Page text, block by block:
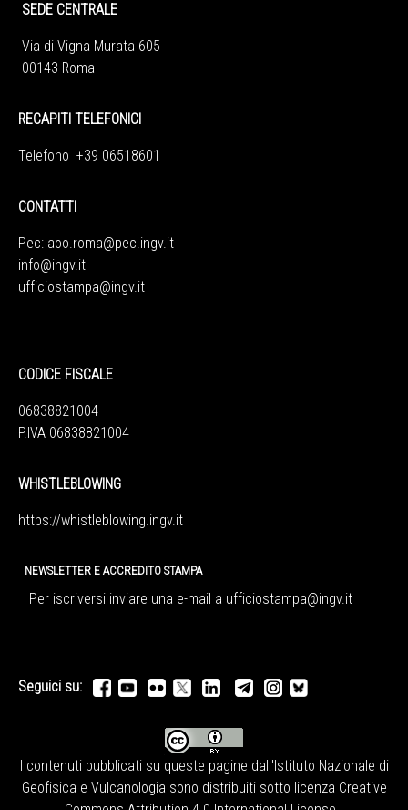
SEDE CENTRALE
Via di Vigna Murata 605
00143 Roma
RECAPITI TELEFONICI
Telefono +39 06518601
CONTATTI
Pec: aoo.roma@pec.ingv.it
info@ingv.it
ufficiostampa@ingv.it
CODICE FISCALE
06838821004
P.IVA 06838821004
WHISTLEBLOWING
https://whistleblowing.ingv.it
NEWSLETTER E ACCREDITO STAMPA
Per iscriversi inviare una e-mail a ufficiostampa@ingv.it
Seguici su:
I contenuti pubblicati su queste pagine dall' Istituto Nazionale di
Geofisica e Vulcanologia sono distribuiti sotto licenza Creative